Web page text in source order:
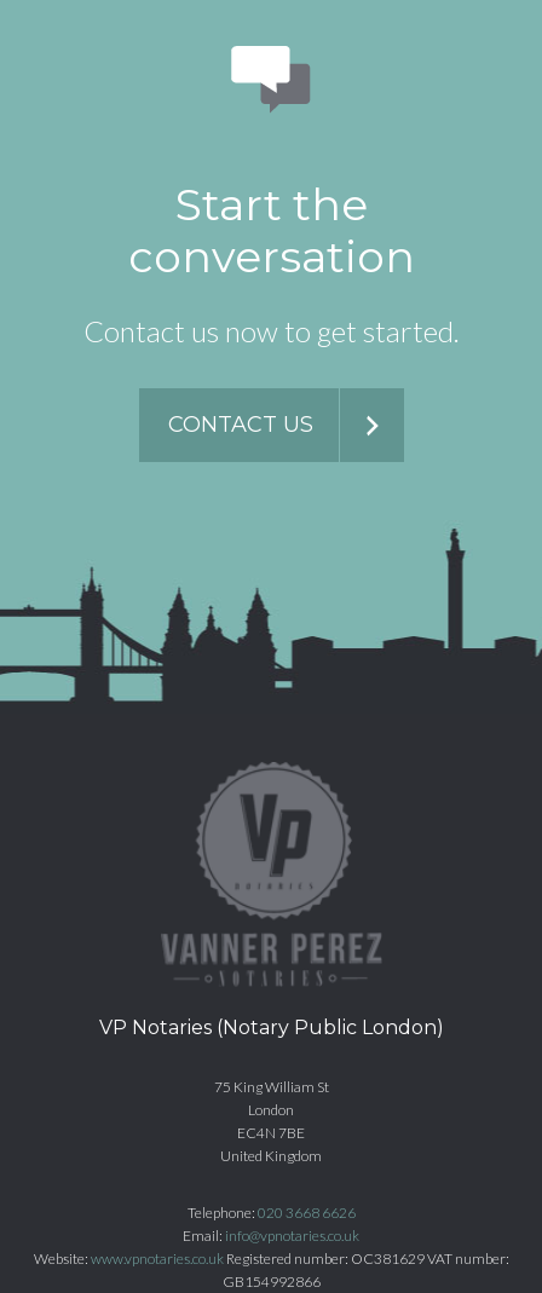
Start the
conversation
Contact us now to get started.
CONTACT US
VP Notaries (Notary Public London)
75 King William St
London
EC4N 7BE
United Kingdom
Telephone: 020 3668 6626
Email: info@vpnotaries.co.uk
Website: www.vpnotaries.co.ukRegistered number: OC381629 VAT number:
GB154992866